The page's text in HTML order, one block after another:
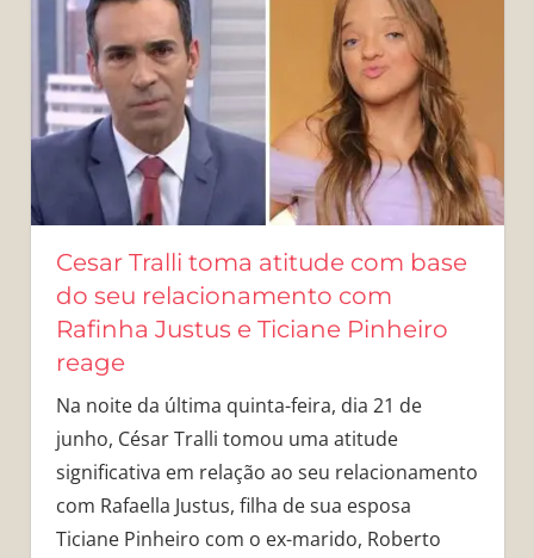
Cesar Tralli toma atitude com base
do seu relacionamento com
Rafinha Justus e Ticiane Pinheiro
reage
Na noite da última quinta-feira, dia 21 de
junho, César Tralli tomou uma atitude
significativa em relação ao seu relacionamento
com Rafaella Justus, filha de sua esposa
Ticiane Pinheiro com o ex-marido, Roberto